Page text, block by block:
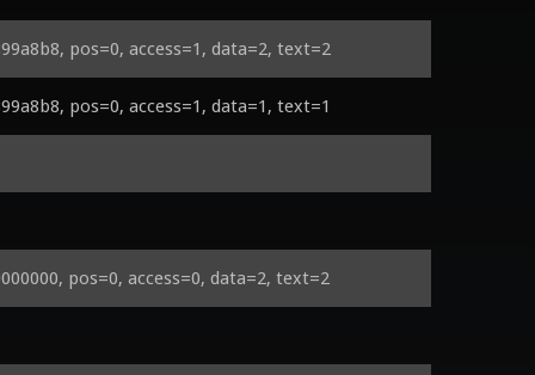
pos=0, access=1, data=2, text=2
pos=0, access=1, data=1, text=1
pos=0, access=0, data=2, text=2